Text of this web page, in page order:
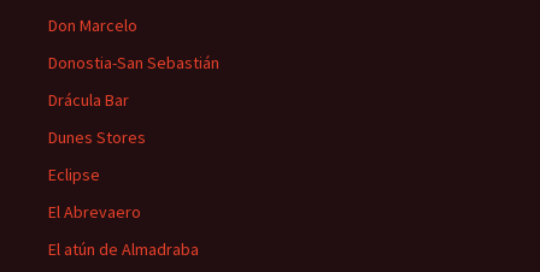
Don Marcelo
Donostia-San Sebastián
Drácula Bar
Dunes Stores
Eclipse
El Abrevaero
El atún de Almadraba